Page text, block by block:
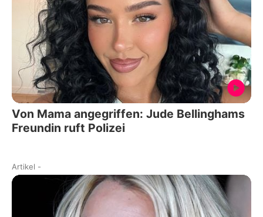
Von Mama angegriffen: Jude Bellinghams
Freundin ruft Polizei
Artikel -